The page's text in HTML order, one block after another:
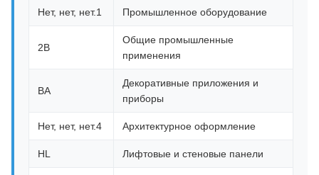
Нет, нет, нет.1 Промышленное оборудование
2B
Общие промышленные
применения
BA
Декоративные приложения и
приборы
Нет, нет, нет.4 Архитектурное оформление
HL Лифтовые и стеновые панели